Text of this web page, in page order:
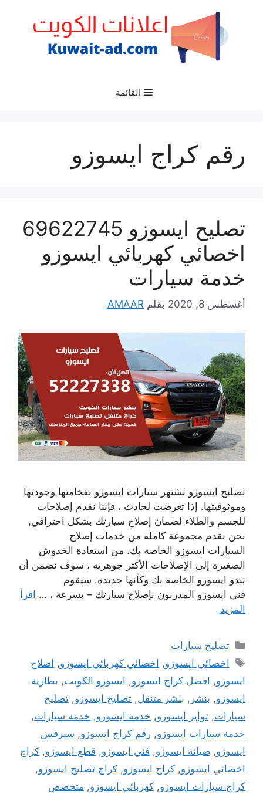
القائمة
رقم كراج ايسوزو
تصليح ايسوزو 69622745
اخصائي كهربائي ايسوزو
خدمة سيارات
أغسطس 8, 2020 بقلم AMAAR
تصليح ايسوزو تشتهر سيارات ايسوزو بفخامتها وجودتها
وموثوقيتها. إذا تعرضت لحادث ، فإننا نقدم إصلاحات
للجسم والطلاء لضمان إصلاح سيارتك بشكل احترافي,
نحن نقدم مجموعة كاملة من خدمات إصلاح
السيارات ايسوزو الخاصة بك. من استعادة الخدوش
الصغيرة إلى الإصلاحات الأكثر جوهرية ، سوف نضمن أن
تبدو ايسوزو الخاصة بك وكأنها جديدة. سيقوم
فني ايسوزو المدربون بإصلاح سيارتك – بسرعة ، … اقرأ
المزيد
التصنيفات
تصليح سيارات
الوسوم
اخصائي ايسوزو, اخصائي كهربائي ايسوزو, اصلاح
ايسوزو, افضل كراج ايسوزو, ايسوزو الكويت, بطارية
ايسوزو, بنشر , بنشر متنقل, تصليح ايسوزو, تصليح
سيارات, تواير ايسوزو, خدمة ايسوزو, خدمة سيارات,
خدمة سيارات ايسوزو, رقم كراج ايسوزو, سيرفس
ايسوزو, صيانة ايسوزو, فني ايسوزو, قطع ايسوزو, كراج
اخصائي ايسوزو, كراج ايسوزو, كراج تصليح ايسوزو,
كراج سيارات ايسوزو, كهربائي ايسوزو, متخصص